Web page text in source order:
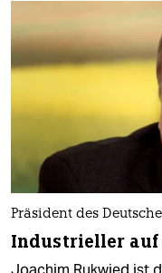
Präsident des
Industrieller auf